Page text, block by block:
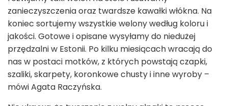
zanieczyszczenia oraz twardsze kawałki włókna. Na
koniec sortujemy wszystkie welony według koloru i
jakości. Gotowe i opisane wysyłamy do niedużej
przędzalni w Estonii. Po kilku miesiącach wracają do
nas w postaci motków, z których powstają czapki,
szaliki, skarpety, koronkowe chusty i inne wyroby –
mówi Agata Raczyńska.